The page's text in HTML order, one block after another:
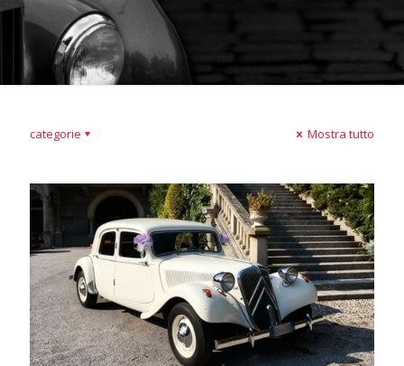
categorie Mostra tutto